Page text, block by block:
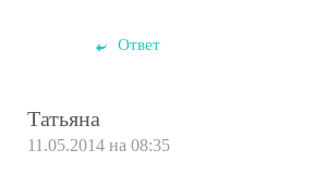
Ответ
Татьяна
11.05.2014 на 08:35